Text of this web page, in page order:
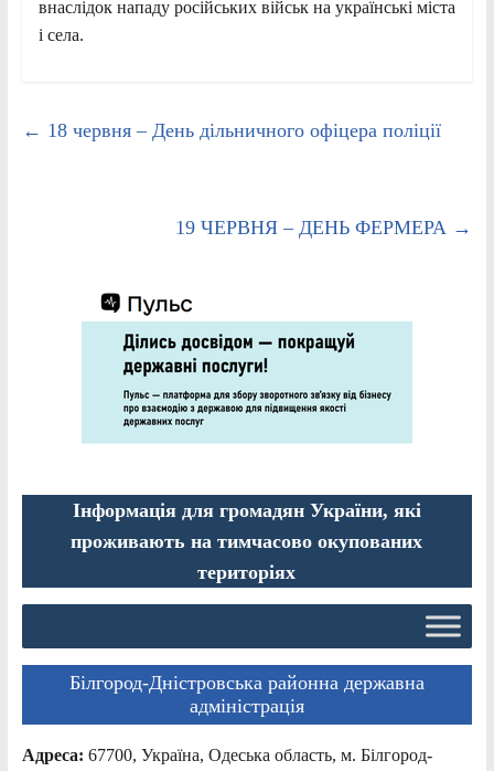
внаслідок нападу російських військ на українські міста
і села.
← 18 червня – День дільничного офіцера поліції
19 ЧЕРВНЯ – ДЕНЬ ФЕРМЕРА →
Інформація для громадян України, які
проживають на тимчасово окупованих
територіях
Білгород-Дністровська районна державна
адміністрація
Адреса: 67700, Україна, Одеська область, м. Білгород-